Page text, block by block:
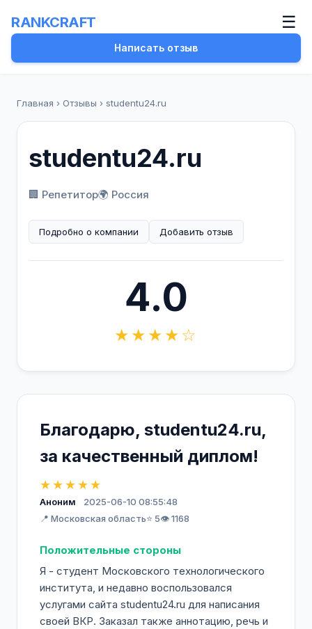
RANKCRAFT ☰
Написать отзыв
Главная › Отзывы › studentu24.ru
studentu24.ru
🏢 Репетитор🌍 Россия
Подробно о компании Добавить отзыв
4.0
★★★★☆
Благодарю, studentu24.ru,
за качественный диплом!
★★★★★
Аноним
2025-06-10 08:55:48
📍 Московская область⭐ 5👁️ 1168
Положительные стороны
Я - студент Московского технологического
института, и недавно воспользовался
услугами сайта studentu24.ru для написания
своей ВКР. Заказал также аннотацию, речь и